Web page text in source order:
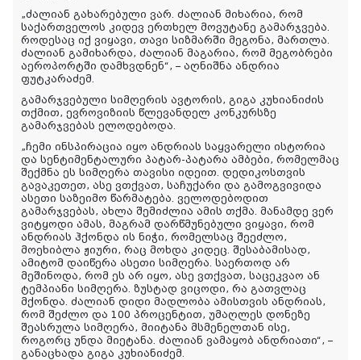
„ძალიან გახარებული ვარ. ძალიან მიხარია, რომ
საქართველოს კიდევ ერთხელ მოვუტანე გამარჯვება.
როდესაც იქ ვიყავი, თავი სიზმარში მეგონა, მართლა.
ძალიან გამიხარდა, ძალიან მაგარია, რომ მეგობრები
აეროპორტში დამხვდნენ“, – აღნიშნა ანდრია
ფუტკარაძემ.
გამარჯვებული სიმღერის ავტორის, გიგა კუხიანიძის
თქმით, ევროვიზიის წლევანდელ კონკურსზე
გამარჯვებას ელოდებოდა.
„ჩემი ინსპირაცია იყო ანდრიას საყვარელი ისტორია
და სენტიმენტალური პატარ-პატარა ამბები, რომელმაც
შექმნა ეს სიმღერა თავისი იდეით. დედიკოსთვის
გავაკეთეთ, ასე ვთქვათ, საჩუქარი და გამოგვივიდა
ასეთი საზეიმო წარმატება. ველოდებოდით
გამარჯვებას, ახლა შემიძლია ამის თქმა. მანამდე ვერ
ვიტყოდი ამას, მაგრამ დარწმუნებული ვიყავი, რომ
ანდრიას ჰქონდა ის ნიჭი, რომელსაც შეეძლო,
მოეხიბლა ჟიური, რაც მოხდა კიდეც. შესაბამისად,
ამიტომ დაიწერა ასეთი სიმღერა. საერთოდ არ
მეშინოდა, რომ ეს არ იყო, ასე ვთქვათ, საცეკვაო ან
ტემპიანი სიმღერა. ზუსტად ვიცოდი, რა გათვლაც
მქონდა. ძალიან დიდი მადლობა ამისთვის ანდრიას,
რომ შეძლო და 100 პროცენტით, უმაღლეს დონეზე
შეასრულა სიმღერა, მიიტანა მსმენელთან ისე,
როგორც უნდა მიეტანა. ძალიან ვამაყობ ანდრიათი“, –
განაცხადა გიგა კუხიანიძემ.